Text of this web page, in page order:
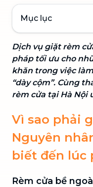
Mục lục
Dịch vụ giặt rèm
pháp tối ưu cho
khăn trong việc
“dày cộm”. Cùng
rèm cửa tại Hà Nội
Vì sao phải
Nguyên
biết đến lúc
Rèm cửa bề